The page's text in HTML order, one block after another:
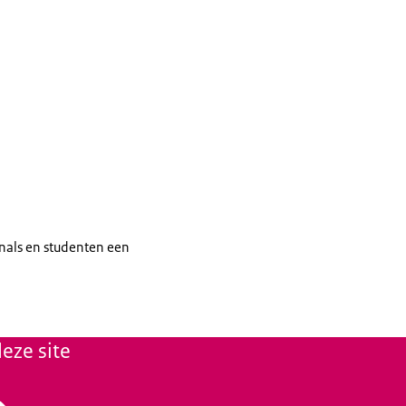
en studenten een
site